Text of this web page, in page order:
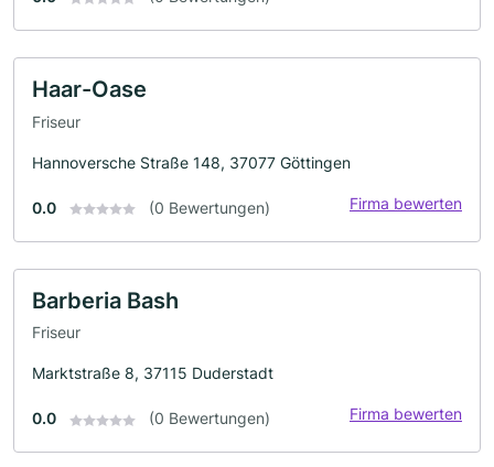
Haar-Oase
Friseur
Hannoversche Straße 148, 37077 Göttingen
0.0 (0 Bewertungen) Firma bewerten
Barberia Bash
Friseur
Marktstraße 8, 37115 Duderstadt
0.0 (0 Bewertungen) Firma bewerten